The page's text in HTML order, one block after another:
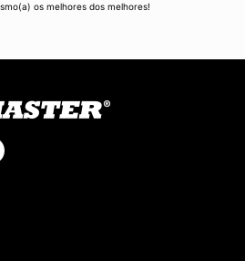
os melhores dos melhores!